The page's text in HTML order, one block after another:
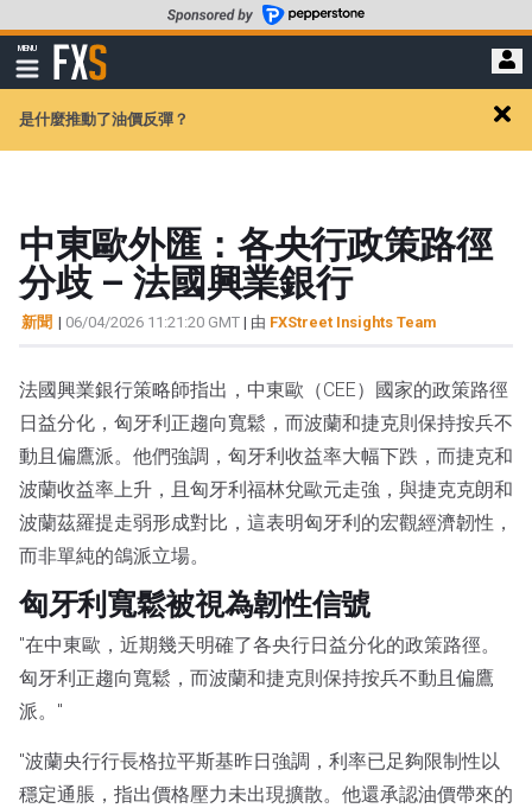
至
要
MENU
顯
示
航
FXStreet
是什麼推動了油價反彈？
alert
中東歐外匯：各央行政策路徑
分歧 – 法國興業銀行
新聞 | 06/04/2026 11:21:20 GMT | 由 FXStreet Insights Team
法國興業銀行策略師指出，中東歐（CEE）國家的政策路徑
日益分化，匈牙利正趨向寬鬆，而波蘭和捷克則保持按兵不
動且偏鷹派。他們強調，匈牙利收益率大幅下跌，而捷克和
波蘭收益率上升，且匈牙利福林兌歐元走強，與捷克克朗和
波蘭茲羅提走弱形成對比，這表明匈牙利的宏觀經濟韌性，
而非單純的鴿派立場。
匈牙利寬鬆被視為韌性信號
"在中東歐，近期幾天明確了各央行日益分化的政策路徑。
匈牙利正趨向寬鬆，而波蘭和捷克則保持按兵不動且偏鷹
派。"
"波蘭央行行長格拉平斯基昨日強調，利率已足夠限制性以
穩定通脹，指出價格壓力未出現擴散。他還承認油價帶來的